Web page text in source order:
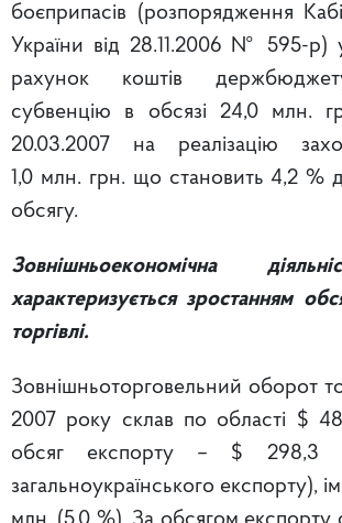
боєприпасів (розпорядження
України від 28.11.2006 № 595-р)
рахунок коштів
субвенцію в обсязі 24,0 млн.
20.03.2007 на реалізацію
1,0 млн. грн. що становить 4,2 %
обсягу.
Зовнішньоекономічна
характеризується зростанням
торгівлі.
Зовнішньоторговельний оборот
2007 року склав по області $
обсяг експорту – $
загальноукраїнського експорту),